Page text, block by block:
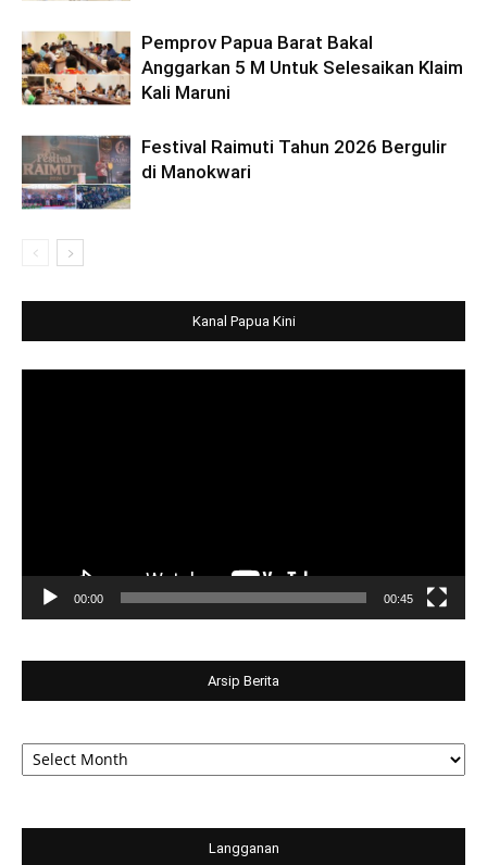
Pemprov Papua Barat Bakal
Anggarkan 5 M Untuk Selesaikan Klaim
Kali Maruni
Festival Raimuti Tahun 2026 Bergulir
di Manokwari
Kanal Papua Kini
00:00 00:45
Arsip Berita
Arsip
Berita
Langganan